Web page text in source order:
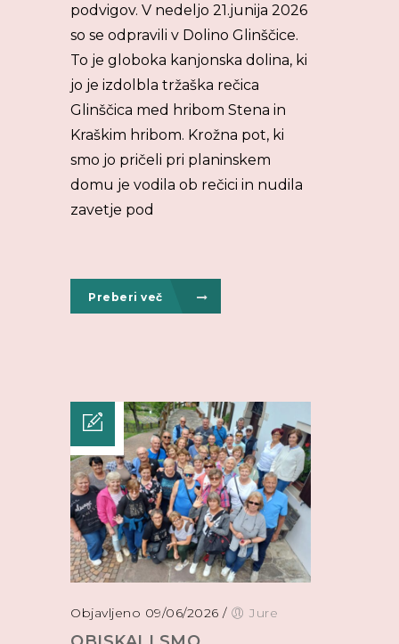
podvigov. V nedeljo 21.junija 2026
so se odpravili v Dolino Glinščice.
To je globoka kanjonska dolina, ki
jo je izdolbla tržaška rečica
Glinščica med hribom Stena in
Kraškim hribom. Krožna pot, ki
smo jo pričeli pri planinskem
domu je vodila ob rečici in nudila
zavetje pod
Preberi več
Objavljeno 09/06/2026 / Jure